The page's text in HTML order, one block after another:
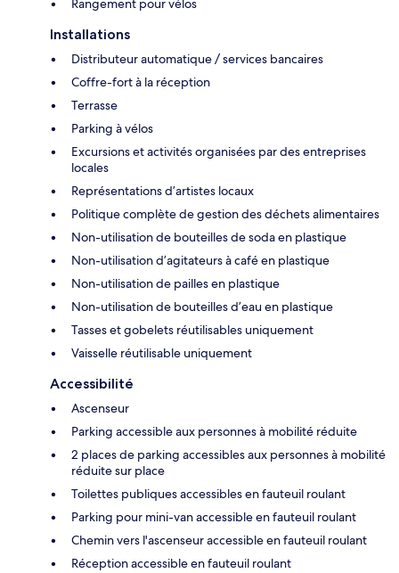
Rangement pour vélos
Installations
Distributeur automatique / services bancaires
Coffre-fort à la réception
Terrasse
Parking à vélos
Excursions et activités organisées par des entreprises
locales
Représentations d’artistes locaux
Politique complète de gestion des déchets alimentaires
Non-utilisation de bouteilles de soda en plastique
Non-utilisation d’agitateurs à café en plastique
Non-utilisation de pailles en plastique
Non-utilisation de bouteilles d’eau en plastique
Tasses et gobelets réutilisables uniquement
Vaisselle réutilisable uniquement
Accessibilité
Ascenseur
Parking accessible aux personnes à mobilité réduite
2 places de parking accessibles aux personnes à mobilité
réduite sur place
Toilettes publiques accessibles en fauteuil roulant
Parking pour mini-van accessible en fauteuil roulant
Chemin vers l'ascenseur accessible en fauteuil roulant
Réception accessible en fauteuil roulant